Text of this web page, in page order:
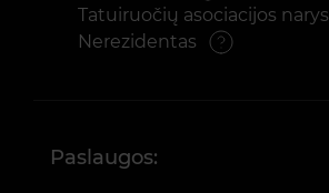
Tatuiruočių asociacijos narys
Nerezidentas
Paslaugos: